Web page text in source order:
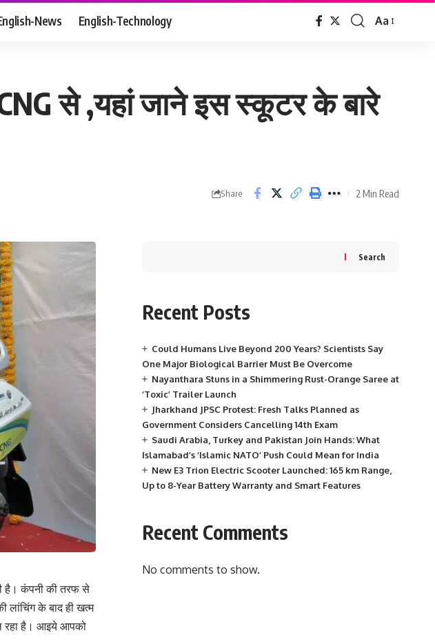
News English-Technology
Font
Aa
से ,यहां जाने इस स्कूटर के बारे
Share 2 Min Read
है। कंपनी की तरफ से
लांचिंग के बाद ही खत्म
रहा है। आइये आपको
Search
Recent Posts
Could Humans Live Beyond 200 Years? Scientists Say
One Major Biological Barrier Must Be Overcome
Nayanthara Stuns in a Shimmering Rust-Orange Saree at
‘Toxic’ Trailer Launch
Jharkhand JPSC Protest: Fresh Talks Planned as
Government Considers Cancelling 14th Exam
Saudi Arabia, Turkey and Pakistan Join Hands: What
Islamabad’s ‘Islamic NATO’ Push Could Mean for India
New E3 Trion Electric Scooter Launched: 165 km Range,
Up to 8-Year Battery Warranty and Smart Features
Recent Comments
No comments to show.